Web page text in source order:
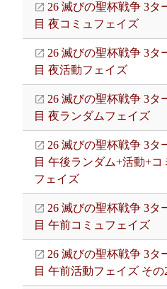
26 滅びの聖杯戦争 3タ
目 夜コミュフェイズ
26 滅びの聖杯戦争 3タ
目 夜活動フェイズ
26 滅びの聖杯戦争 3タ
目 夜ランダムフェイズ
26 滅びの聖杯戦争 3タ
目 午後ランダム+活動+コ
フェイズ
26 滅びの聖杯戦争 3タ
目 午前コミュフェイズ
26 滅びの聖杯戦争 3タ
目 午前活動フェイズ その